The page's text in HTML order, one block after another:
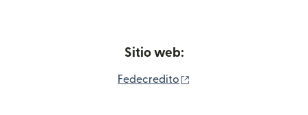
Sitio web:
Fedecredito